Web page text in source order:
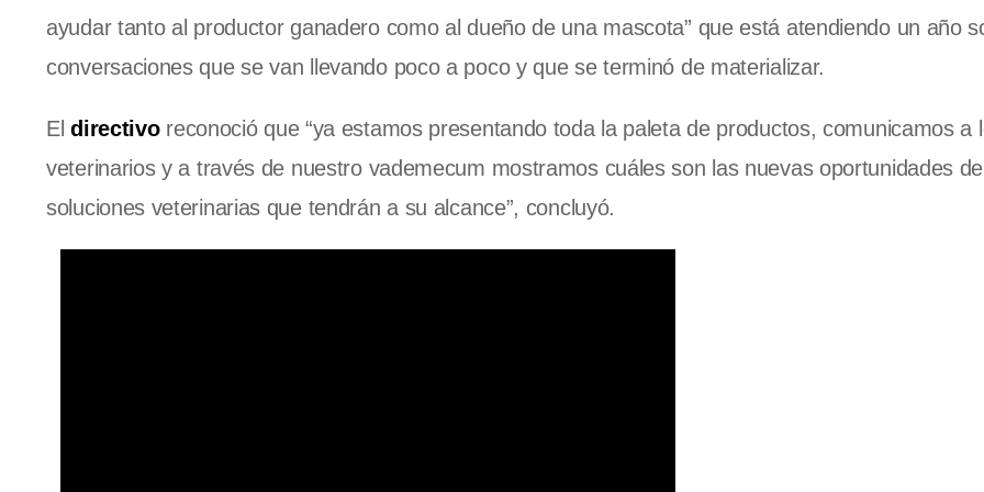
ayudar tanto al productor ganadero como al dueño de una mascota” que está atendiendo un año
conversaciones que se van llevando poco a poco y que se terminó de materializar.
Eldirectivoreconoció que “ya estamos presentando toda la paleta de productos, comunicamos a
veterinarios y a través de nuestro vademecum mostramos cuáles son las nuevas oportunidades de
soluciones veterinarias que tendrán a su alcance”, concluyó.